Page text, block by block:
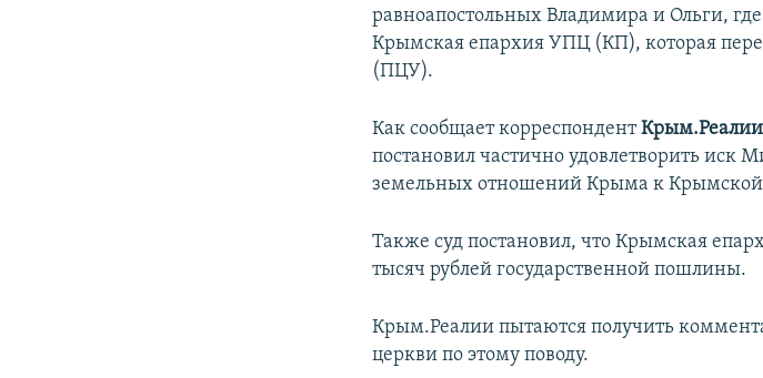
равноапостольных Владимира и Ольги,
Крымская епархия УПЦ (КП), которая
(ПЦУ).
Как сообщает корреспондентКрым.Реалии
постановил частично удовлетворить иск
земельных отношений Крыма к
Также суд постановил, что Крымская
тысяч рублей государственной пошлины.
Крым.Реалии пытаются получить
церкви по этому поводу.